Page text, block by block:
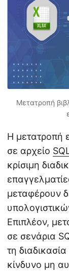
Μετατροπή
Η μετατροπή
σε αρχείο
κρίσιμη
μεταφέρουν
Επιπλέον,
σε σενάρια
τη
κίνδυνο μη